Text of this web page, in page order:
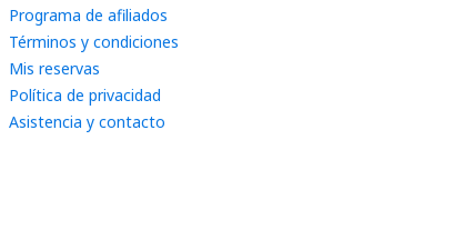
Programa de afiliados
Términos y condiciones
Mis reservas
Política de privacidad
Asistencia y contacto